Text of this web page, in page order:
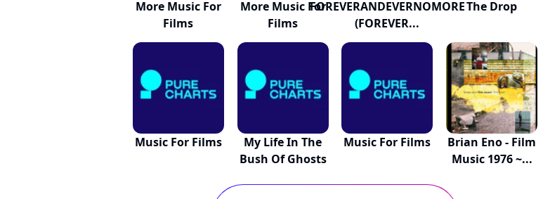
More Music For
Films
More Music For
Films
FOREVERANDEVERNOMORE
(FOREVER...
The Drop
Music For Films
My Life In The
Bush Of Ghosts
Music For Films
Brian Eno - Film
Music 1976 ~...